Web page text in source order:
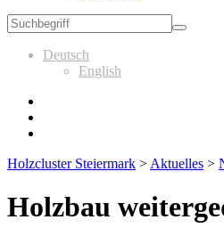
Deutsch
English
Holzcluster Steiermark > Aktuelles >
Holzbau